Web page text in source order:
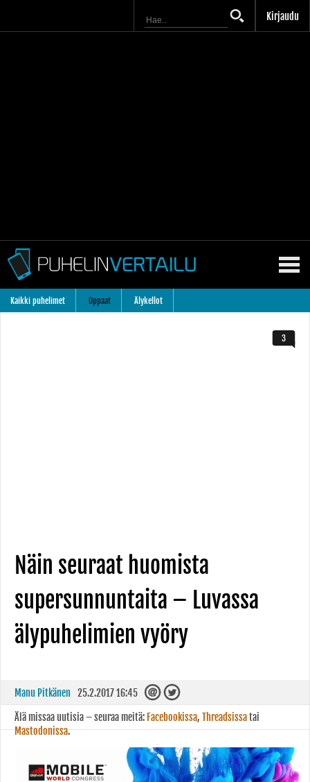
Kirjaudu
Kaikki puhelimet Oppaat Älykellot
Näin seuraat huomista
supersunnuntaita – Luvassa
älypuhelimien vyöry
3
Manu Pitkänen 25.2.2017 16:45
Älä missaa uutisia – seuraa meitä: Facebookissa, Threadsissatai
Mastodonissa.